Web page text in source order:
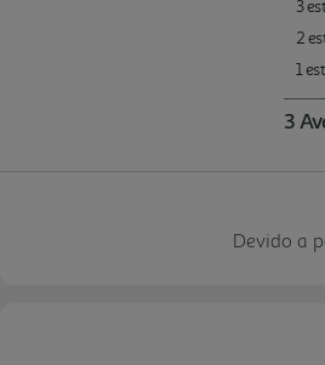
Devido a